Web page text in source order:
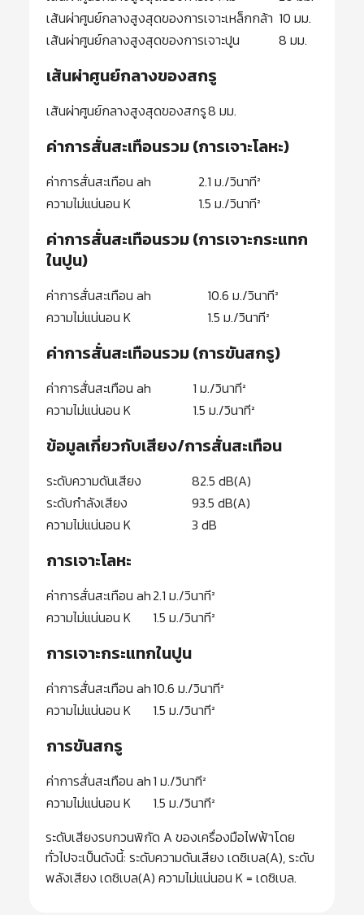
เส้นผ่าศูนย์กลางสูงสุดของการเจาะเหล็กกล้า 10 มม.
เส้นผ่าศูนย์กลางสูงสุดของการเจาะปูน
8 มม.
เส้นผ่าศูนย์กลางของสกรู
เส้นผ่าศูนย์กลางสูงสุดของสกรู8 มม.
ค่าการสั่นสะเทือนรวม (การเจาะโลหะ)
ค่าการสั่นสะเทือน ah
2.1 ม./วินาที²
ความไม่แน่นอน K
1.5 ม./วินาที²
ค่าการสั่นสะเทือนรวม (การเจาะกระแทก
ในปูน)
ค่าการสั่นสะเทือน ah
10.6 ม./วินาที²
ความไม่แน่นอน K
1.5 ม./วินาที²
ค่าการสั่นสะเทือนรวม (การขันสกรู)
ค่าการสั่นสะเทือน ah
1 ม./วินาที²
ความไม่แน่นอน K
1.5 ม./วินาที²
ข้อมูลเกี่ยวกับเสียง/การสั่นสะเทือน
ระดับความดันเสียง
82.5 dB(A)
ระดับกำลังเสียง
93.5 dB(A)
ความไม่แน่นอน K
3 dB
การเจาะโลหะ
ค่าการสั่นสะเทือน ah2.1 ม./วินาที²
ความไม่แน่นอน K
1.5 ม./วินาที²
การเจาะกระแทกในปูน
ค่าการสั่นสะเทือน ah10.6 ม./วินาที²
ความไม่แน่นอน K
1.5 ม./วินาที²
การขันสกรู
ค่าการสั่นสะเทือน ah1 ม./วินาที²
ความไม่แน่นอน K
1.5 ม./วินาที²
ระดับเสียงรบกวนพิกัด A ของเครื่องมือไฟฟ้าโดย
ทั่วไปจะเป็นดังนี้: ระดับความดันเสียง เดซิเบล(A), ระดับ
พลังเสียง เดซิเบล(A) ความไม่แน่นอน K = เดซิเบล.